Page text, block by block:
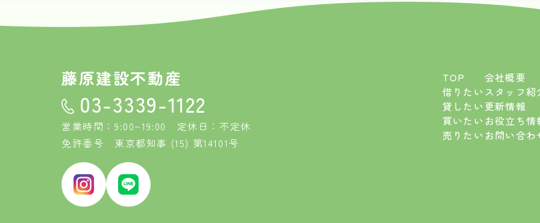
藤原建設不動産
03-3339-1122
営業時間：9:00~19:00 定休日：不定休
免許番号 東京都知事 (15) 第14101号
TOP
借りたい
貸したい
買いたい
売りたい
会社概要
スタッフ紹
更新情報
お役立ち情
お問い合わ